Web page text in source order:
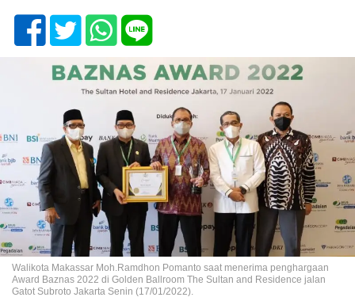
Walikota Makassar Moh.Ramdhon Pomanto saat menerima penghargaan
Award Baznas 2022 di Golden Ballroom The Sultan and Residence jalan
Gatot Subroto Jakarta Senin (17/01/2022).